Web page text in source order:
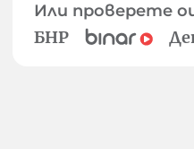
Или проверете
БНР